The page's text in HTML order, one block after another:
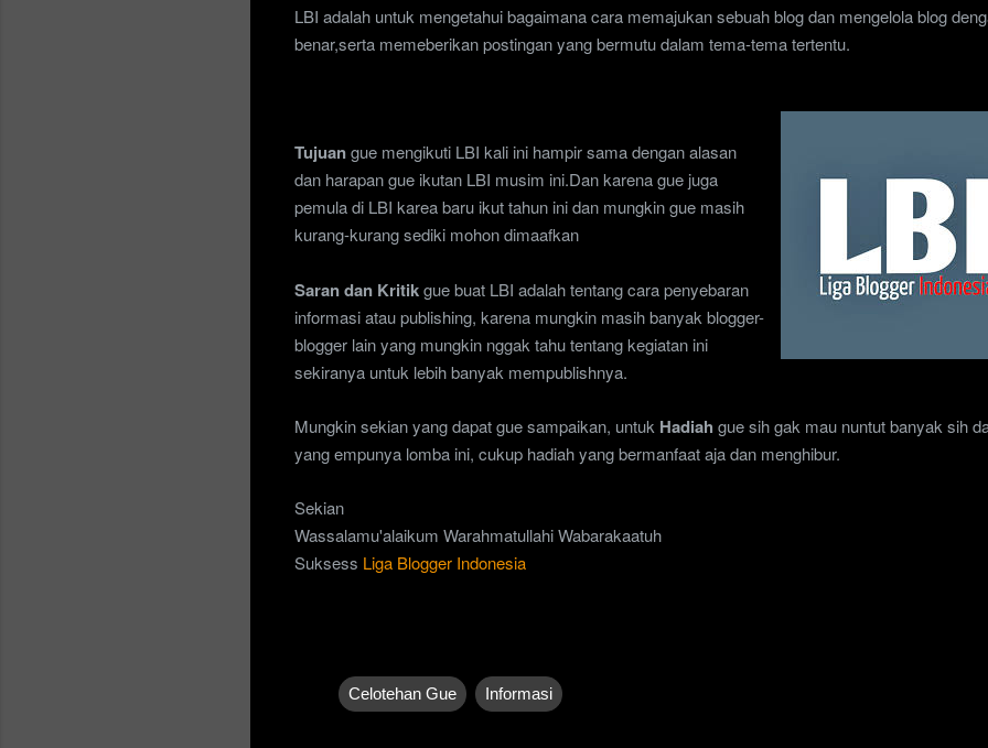
LBI adalah untuk mengetahui bagaimana cara memajukan sebuah blog dan mengelola blog
benar,serta memeberikan postingan yang bermutu dalam tema-tema tertentu.
Tujuangue mengikuti LBI kali ini hampir sama dengan alasan
dan harapan gue ikutan LBI musim ini.Dan karena gue juga
pemula di LBI karea baru ikut tahun ini dan mungkin gue masih
kurang-kurang sediki mohon dimaafkan
Saran dan Kritikgue buat LBI adalah tentang cara penyebaran
informasi atau publishing, karena mungkin masih banyak blogger-
blogger lain yang mungkin nggak tahu tentang kegiatan ini
sekiranya untuk lebih banyak mempublishnya.
Mungkin sekian yang dapat gue sampaikan, untuk Hadiah gue sih gak mau nuntut banyak sih
yang empunya lomba ini, cukup hadiah yang bermanfaat aja dan menghibur.
Sekian
Wassalamu'alaikum Warahmatullahi Wabarakaatuh
Suksess Liga Blogger Indonesia
Celotehan Gue Informasi